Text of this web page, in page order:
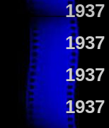
1937
1937
1937
1937